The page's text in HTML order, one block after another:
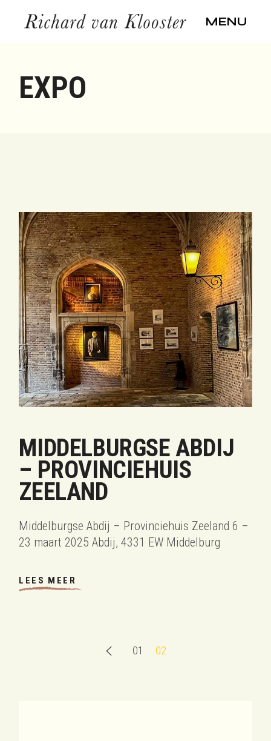
MENU
EXPO
MIDDELBURGSE ABDIJ
– PROVINCIEHUIS
ZEELAND
Middelburgse Abdij – Provinciehuis Zeeland 6 –
23 maart 2025 Abdij, 4331 EW Middelburg
LEES MEER
BERICHTEN
01 02